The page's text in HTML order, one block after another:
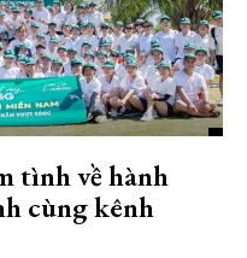
tình về hành
cùng kênh